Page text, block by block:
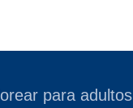
para adultos